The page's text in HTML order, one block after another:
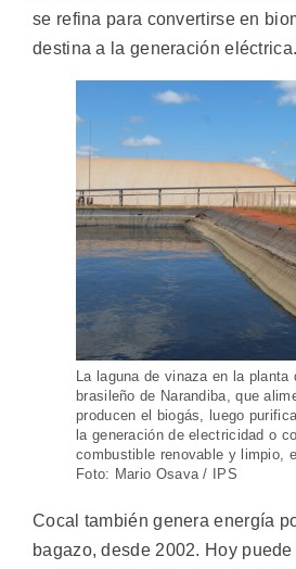
se refina para convertirse en
destina a la generación eléctrica.
La laguna de vinaza en la
brasileño de Narandiba, que
producen el biogás, luego
la generación de electricidad o
combustible renovable y limpio,
Foto: Mario Osava / IPS
Cocal también genera energía
bagazo, desde 2002. Hoy